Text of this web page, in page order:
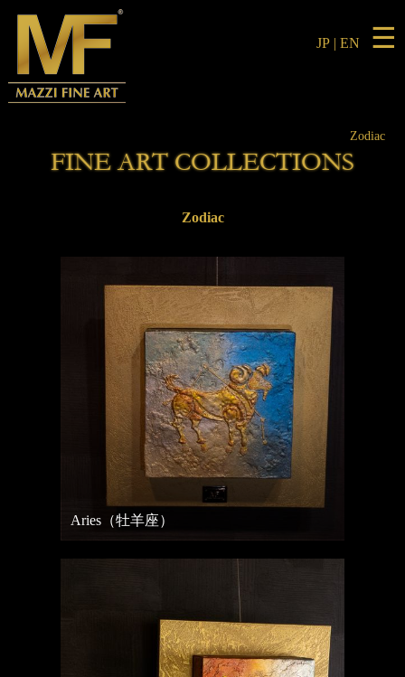
JP| EN ☰
Zodiac
FINE ART COLLECTIONS
Zodiac
Aries（牡羊座）